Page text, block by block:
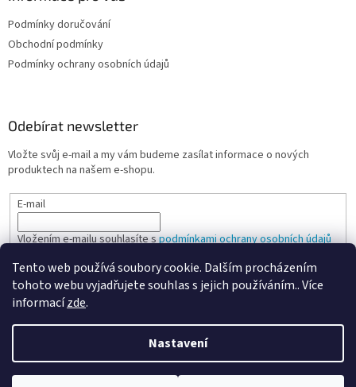
Tento web používá soubory cookie. Dalším procházením
tohoto webu vyjadřujete souhlas s jejich používáním.. Více
informacízde.
Nastavení
Podmínky doručování
Obchodní podmínky
Podmínky ochrany osobních údajů
Odebírat newsletter
Vložte svůj e-mail a my vám budeme zasílat informace o nových
produktech na našem e-shopu.
E-mail
Vložením e-mailu souhlasíte spodmínkami ochrany osobních údajů
PŘIHLÁSIT SE
Vytvořil Shoptet